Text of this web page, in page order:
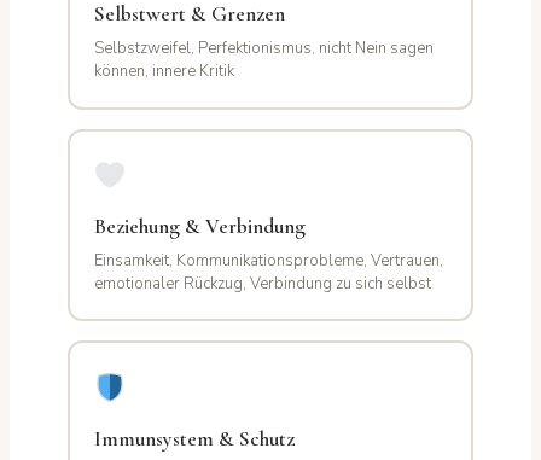
Selbstwert & Grenzen
Selbstzweifel, Perfektionismus, nicht Nein sagen
können, innere Kritik
Beziehung & Verbindung
Einsamkeit, Kommunikationsprobleme, Vertrauen,
emotionaler Rückzug, Verbindung zu sich selbst
Immunsystem & Schutz